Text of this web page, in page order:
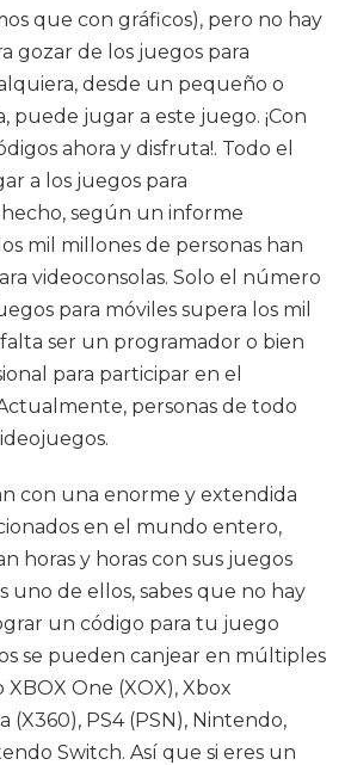
que con gráficos), pero no hay
gozar de los juegos para
desde un pequeño o
puede jugar a este juego. ¡Con
ahora y disfruta!. Todo el
a los juegos para
hecho, según un informe
mil millones de personas han
videoconsolas. Solo el número
para móviles supera los mil
ser un programador o bien
para participar en el
personas de todo
con una enorme y extendida
en el mundo entero,
horas y horas con sus juegos
uno de ellos, sabes que no hay
un código para tu juego
se pueden canjear en múltiples
One (XOX), Xbox
(X360), PS4 (PSN), Nintendo,
Switch. Así que si eres un